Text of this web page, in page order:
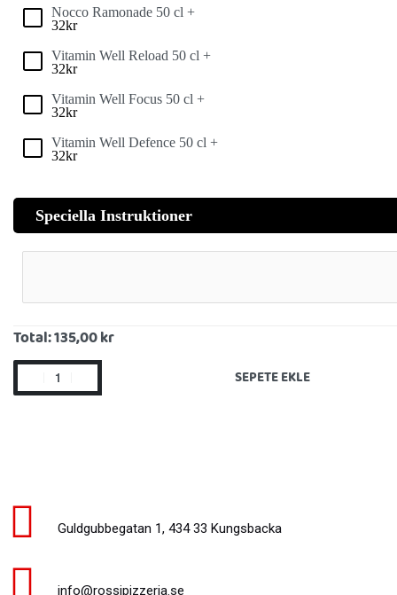
Nocco Ramonade 50 cl +
32kr
Vitamin Well Reload 50 cl +
32kr
Vitamin Well Focus 50 cl +
32kr
Vitamin Well Defence 50 cl +
32kr
Speciella Instruktioner
Total:135,00 kr
SEPETE EKLE
Guldgubbegatan 1, 434 33 Kungsbacka
info@rossipizzeria.se